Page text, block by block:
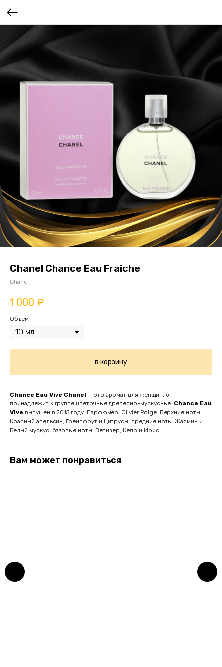
Chanel Chance Eau Fraiche
Chanel
1 000 ₽
Объём
в корзину
Chance Eau Vive Chanel — это аромат для женщин, он
принадлежит к группе цветочные древесно-мускусные. Chance Eau
Vive выпущен в 2015 году. Парфюмер: Olivier Polge. Верхние ноты:
Красный апельсин, Грейпфрут и Цитрусы; средние ноты: Жасмин и
Белый мускус; базовые ноты: Ветивер, Кедр и Ирис.
Вам может понравиться